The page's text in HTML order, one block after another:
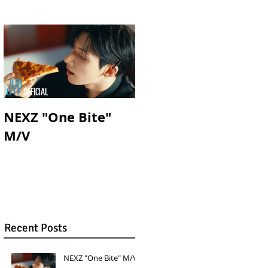
NEXZ "One Bite"
M/V
Recent Posts
NEXZ "One Bite" M/V